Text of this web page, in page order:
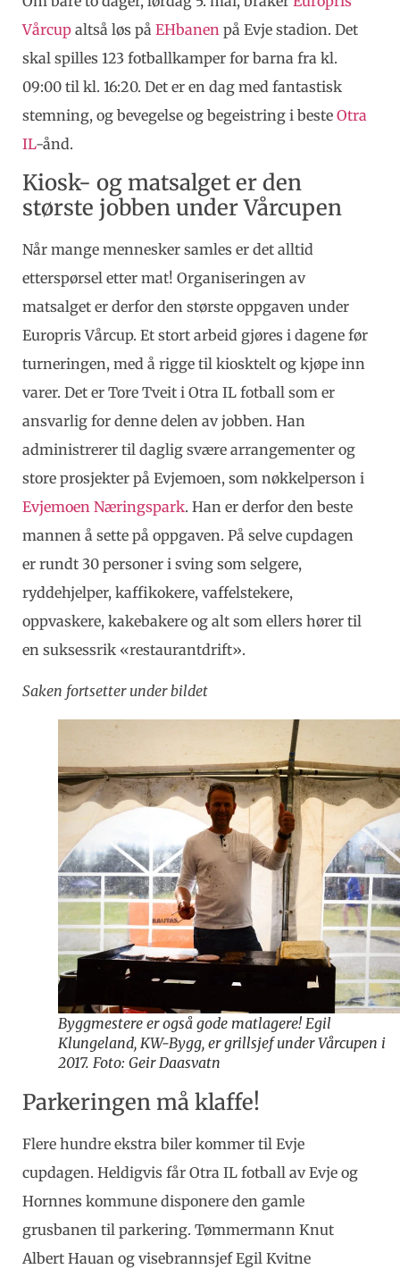
Vårcup altså løs på EHbanen på Evje stadion. Det
skal spilles 123 fotballkamper for barna fra kl.
09:00 til kl. 16:20. Det er en dag med fantastisk
stemning, og bevegelse og begeistring i beste Otra
IL-ånd.
Kiosk- og matsalget er den
største jobben under Vårcupen
Når mange mennesker samles er det alltid
etterspørsel etter mat! Organiseringen av
matsalget er derfor den største oppgaven under
Europris Vårcup. Et stort arbeid gjøres i dagene før
turneringen, med å rigge til kiosktelt og kjøpe inn
varer. Det er Tore Tveit i Otra IL fotball som er
ansvarlig for denne delen av jobben. Han
administrerer til daglig svære arrangementer og
store prosjekter på Evjemoen, som nøkkelperson i
Evjemoen Næringspark. Han er derfor den beste
mannen å sette på oppgaven. På selve cupdagen
er rundt 30 personer i sving som selgere,
ryddehjelper, kaffikokere, vaffelstekere,
oppvaskere, kakebakere og alt som ellers hører til
en suksessrik «restaurantdrift».
Saken fortsetter under bildet
Byggmestere er også gode matlagere! Egil
Klungeland, KW-Bygg, er grillsjef under Vårcupen i
2017. Foto: Geir Daasvatn
Parkeringen må klaffe!
Flere hundre ekstra biler kommer til Evje
cupdagen. Heldigvis får Otra IL fotball av Evje og
Hornnes kommune disponere den gamle
grusbanen til parkering. Tømmermann Knut
Albert Hauan og visebrannsjef Egil Kvitne